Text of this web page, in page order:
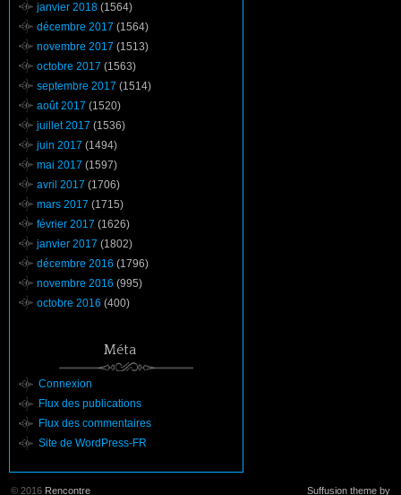
janvier 2018 (1564)
décembre 2017 (1564)
novembre 2017 (1513)
octobre 2017 (1563)
septembre 2017 (1514)
août 2017 (1520)
juillet 2017 (1536)
juin 2017 (1494)
mai 2017 (1597)
avril 2017 (1706)
mars 2017 (1715)
février 2017 (1626)
janvier 2017 (1802)
décembre 2016 (1796)
novembre 2016 (995)
octobre 2016 (400)
Méta
Connexion
Flux des publications
Flux des commentaires
Site de WordPress-FR
© 2016 Rencontre Suffusion theme by